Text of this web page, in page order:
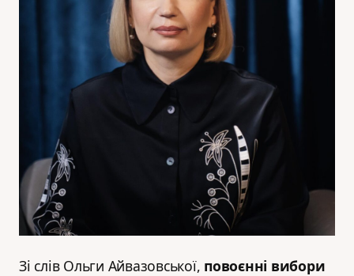
Зі слів Ольги Айвазовської, повоєнні вибори